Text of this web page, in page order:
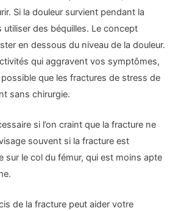
Si la douleur survient pendant la
utiliser des béquilles. Le concept
en dessous du niveau de la douleur.
qui aggravent vos symptômes,
que les fractures de stress de
sans chirurgie.
si l’on craint que la fracture ne
souvent si la fracture est
sur le col du fémur, qui est moins apte
de la fracture peut aider votre